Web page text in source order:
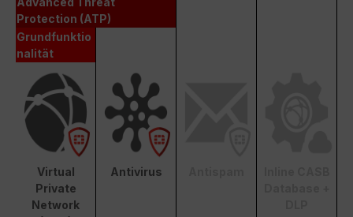
Protection (ATP)
Grundfunktio
nalität
Virtual
Private
Network
Antivirus